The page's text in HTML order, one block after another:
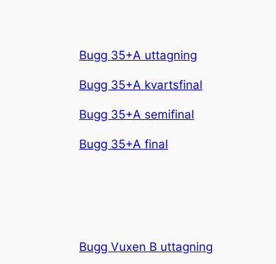
Bugg 35+A uttagning
Bugg 35+A kvartsfinal
Bugg 35+A semifinal
Bugg 35+A final
Bugg Vuxen B uttagning